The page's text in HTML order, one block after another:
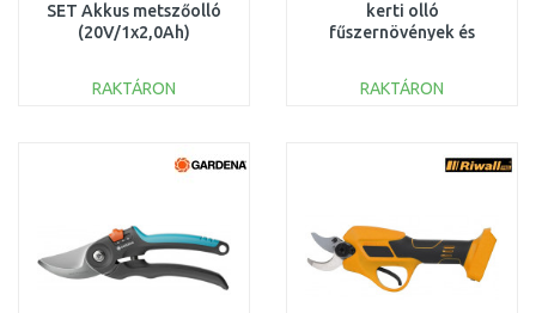
SET Akkus metszőolló
(20V/1x2,0Ah)
RAKTÁRON
Összehasonlítás
kerti olló
fűszernövények és
betakarításához 12212-
20
RAKTÁRON
Összehasonlítás